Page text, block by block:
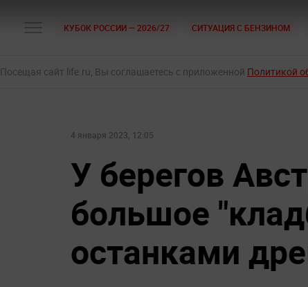
КУБОК РОССИИ — 2026/27 СИТУАЦИЯ С БЕНЗИНОМ
Посещая сайт life.ru, Вы соглашаетесь с приложенной Политикой
4 января 2023, 12:05
У берегов
большое
останками